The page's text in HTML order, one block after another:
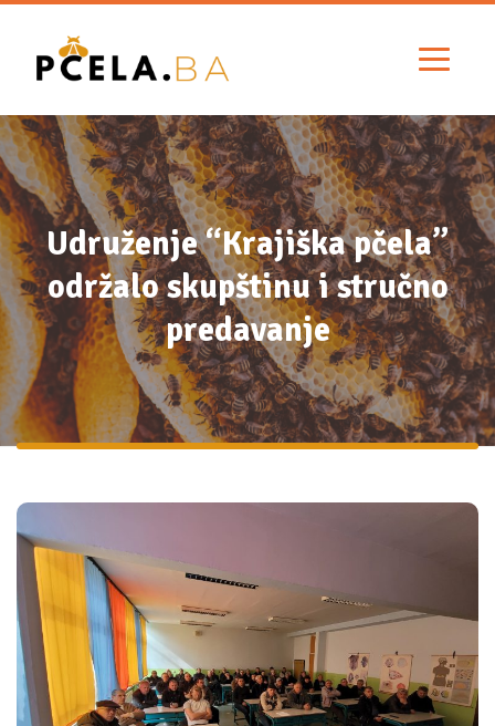
Udruženje “Krajiška pčela”
održalo skupštinu i stručno
predavanje